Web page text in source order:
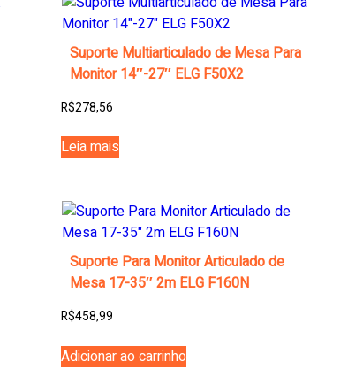
Suporte Multiarticulado de Mesa Para
Monitor 14″-27″ ELG F50X2
R$278,56
Leia mais
Suporte Para Monitor Articulado de
Mesa 17-35″ 2m ELG F160N
R$458,99
Adicionar ao carrinho